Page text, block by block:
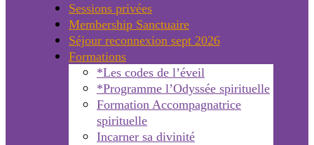
Sessions privées
Membership Sanctuaire
Séjour reconnexion sept 2026
Formations
*Les codes de l’éveil
*Programme l’Odyssée spirituelle
Formation Accompagnatrice
spirituelle
Incarner sa divinité